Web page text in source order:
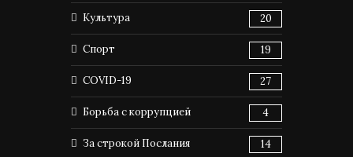
Культура 20
Спорт 19
COVID-19 27
Борьба с коррупцией 4
За строкой Послания 14